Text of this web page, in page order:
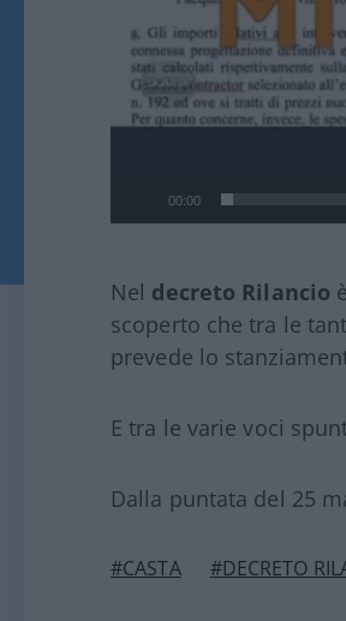
00:00
Nel decreto Rilancio
scoperto che tra le
prevede lo
E tra le varie voci
Dalla puntata del 25
#CASTA #DECRETO